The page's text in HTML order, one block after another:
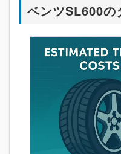
ベンツSL600の